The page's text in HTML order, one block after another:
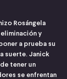
Rosángela
y
a prueba su
suerte. Janick
tener un
se enfrentan